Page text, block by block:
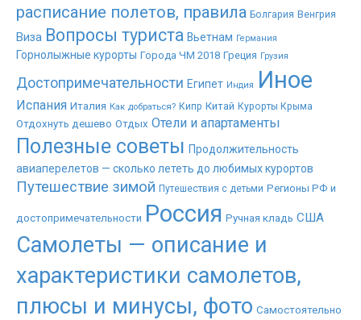
расписание полетов, правила Болгария Венгрия
Виза Вопросы туриста Вьетнам Германия
Горнолыжные курорты Города ЧМ 2018 Греция Грузия
Достопримечательности Египет Индия Иное
Испания Италия Как добраться? Кипр Китай Курорты Крыма
Отдохнуть дешево Отдых Отели и апартаменты
Полезные советы Продолжительность
авиаперелетов — сколько лететь до любимых курортов
Путешествие зимой Путешествия с детьми Регионы РФ и
достопримечательности Россия Ручная кладь США
Самолеты — описание и
характеристики самолетов,
плюсы и минусы, фото Самостоятельно